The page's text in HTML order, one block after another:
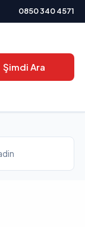
0850 340 4571
Şimdi Ara